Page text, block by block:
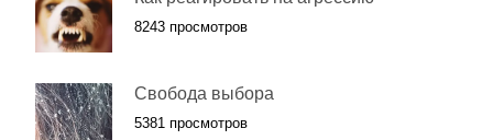
8243 просмотров
Свобода выбора
5381 просмотров